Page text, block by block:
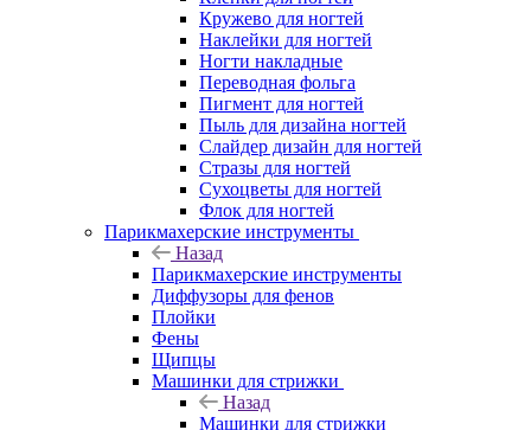
Кружево для ногтей
Наклейки для ногтей
Ногти накладные
Переводная фольга
Пигмент для ногтей
Пыль для дизайна ногтей
Слайдер дизайн для ногтей
Стразы для ногтей
Сухоцветы для ногтей
Флок для ногтей
Парикмахерские инструменты
Назад
Парикмахерские инструменты
Диффузоры для фенов
Плойки
Фены
Щипцы
Машинки для стрижки
Назад
Машинки для стрижки